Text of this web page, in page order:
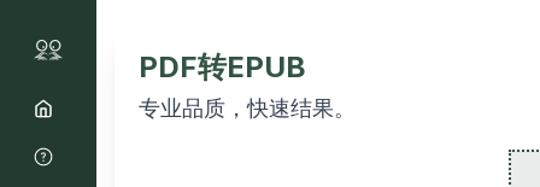
PDF转EPUB
专业品质，快速结果。